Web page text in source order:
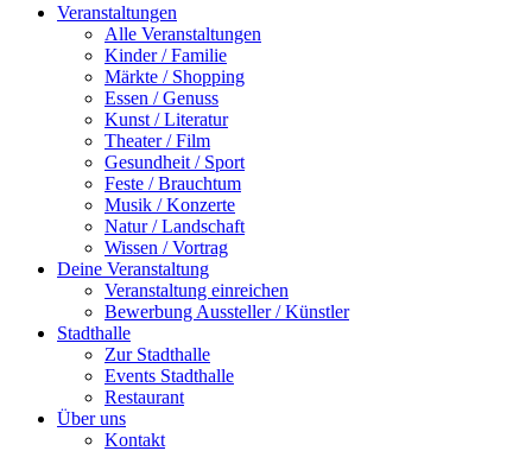
Veranstaltungen
Alle Veranstaltungen
Kinder / Familie
Märkte / Shopping
Essen / Genuss
Kunst / Literatur
Theater / Film
Gesundheit / Sport
Feste / Brauchtum
Musik / Konzerte
Natur / Landschaft
Wissen / Vortrag
Deine Veranstaltung
Veranstaltung einreichen
Bewerbung Aussteller / Künstler
Stadthalle
Zur Stadthalle
Events Stadthalle
Restaurant
Über uns
Kontakt